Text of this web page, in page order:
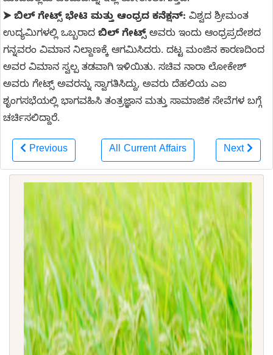
➤ ಬಿಲ್ ಗೇಟ್ಸ್ ಭೇಟಿ ಮತ್ತು ಆಂಧ್ರದ ಕನೆಕ್ಷನ್: ವಿಶ್ವದ ಶ್ರೀಮಂತ
ಉದ್ಯಮಿಗಳಲ್ಲಿ ಒಬ್ಬರಾದ ಬಿಲ್ ಗೇಟ್ಸ್ಅವರು ಇಂದು ಆಂಧ್ರಪ್ರದೇಶದ
ಗನ್ನವರಂ ವಿಮಾನ ನಿಲ್ದಾಣಕ್ಕೆ ಆಗಮಿಸಿದರು. ದಟ್ಟ ಮಂಜಿನ ಕಾರಣದಿಂದ
ಅವರ ವಿಮಾನ ಸ್ವಲ್ಪ ತಡವಾಗಿ ಇಳಿಯಿತು. ಸಚಿವ ನಾರಾ ಲೋಕೇಶ್
ಅವರು ಗೇಟ್ಸ್ ಅವರನ್ನು ಸ್ವಾಗತಿಸಿದ್ದು, ಅವರು ದೆಹಲಿಯ ಎಐ
ಶೃಂಗಸಭೆಯಲ್ಲಿ ಭಾಗವಹಿಸಿ ತಂತ್ರಜ್ಞಾನ ಮತ್ತು ಸಾಮಾಜಿಕ ಸೇವೆಗಳ ಬಗ್ಗೆ
ಚರ್ಚಿಸಲಿದ್ದಾರೆ.
Previous All Current Affairs Next